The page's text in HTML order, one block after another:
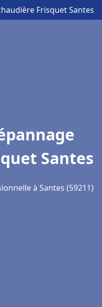
Frisquet Santes
Santes
à Santes (59211)